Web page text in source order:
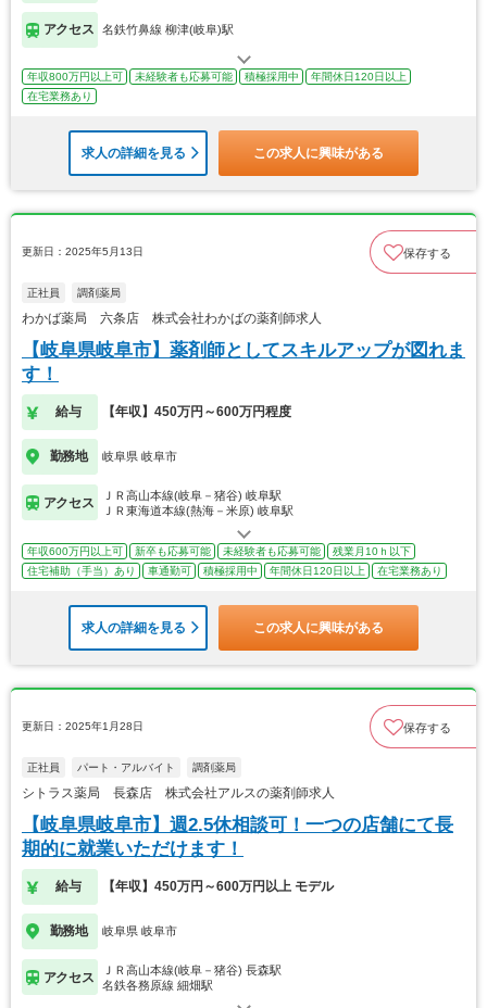
アクセス 名鉄竹鼻線 柳津(岐阜)駅
年収800万円以上可 未経験者も応募可能 積極採用中
年間休日120日以上
在宅業務あり
求人の詳細を見る この求人に興味がある
更新日：2025年5月13日 保存する
正社員 調剤薬局
わかば薬局 六条店 株式会社わかばの薬剤師求人
【岐阜県岐阜市】薬剤師としてスキルアップが図れま
す！
給与 【年収】450万円～600万円程度
勤務地 岐阜県 岐阜市
アクセス
ＪＲ高山本線(岐阜－猪谷) 岐阜駅
ＪＲ東海道本線(熱海－米原) 岐阜駅
年収600万円以上可 新卒も応募可能 未経験者も応募可能
残業月10ｈ以下
住宅補助（手当）あり
車通勤可 積極採用中 年間休日120日以上 在宅業務あり
求人の詳細を見る この求人に興味がある
更新日：2025年1月28日 保存する
正社員 パート・アルバイト 調剤薬局
シトラス薬局 長森店 株式会社アルスの薬剤師求人
【岐阜県岐阜市】週2.5休相談可！一つの店舗にて長
期的に就業いただけます！
給与 【年収】450万円～600万円以上 モデル
勤務地 岐阜県 岐阜市
アクセス
ＪＲ高山本線(岐阜－猪谷) 長森駅
名鉄各務原線 細畑駅